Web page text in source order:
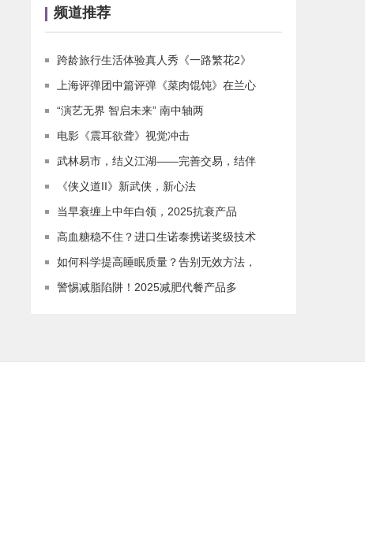
频道推荐
跨龄旅行生活体验真人秀《一路繁花2》
上海评弹团中篇评弹《菜肉馄饨》在兰心
“演艺无界 智启未来” 南中轴两
电影《震耳欲聋》视觉冲击
武林易市，结义江湖——完善交易，结伴
《侠义道II》新武侠，新心法
当早衰缠上中年白领，2025抗衰产品
高血糖稳不住？进口生诺泰携诺奖级技术
如何科学提高睡眠质量？告别无效方法，
警惕减脂陷阱！2025减肥代餐产品多